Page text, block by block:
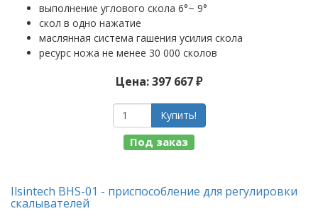
выполнение углового скола 6°~ 9°
скол в одно нажатие
маслянная система гашения усилия скола
ресурс ножа не менее 30 000 сколов
Цена: 397 667 ₽
Купить!
Под заказ
Ilsintech BHS-01 - приспособление для регулировки
скалывателей